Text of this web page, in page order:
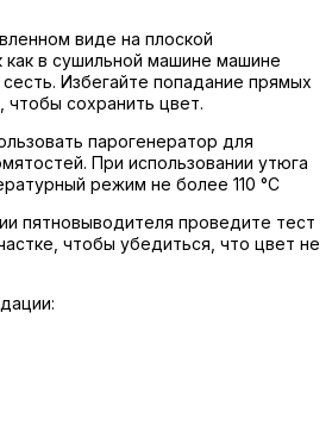
виде на плоской
как в сушильной машине машине
Избегайте попадание прямых
чтобы сохранить цвет.
парогенератор для
При использовании утюга
режим не более 110 °C
пятновыводителя проведите тест
чтобы убедиться, что цвет не